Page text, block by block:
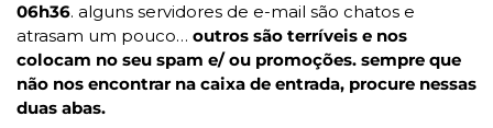
06h36. alguns servidores de e-mail são chatos e
atrasam um pouco… outros são terríveis e nos
colocam no seu spam e/ ou promoções. sempre que
não nos encontrar na caixa de entrada, procure nessas
duas abas.